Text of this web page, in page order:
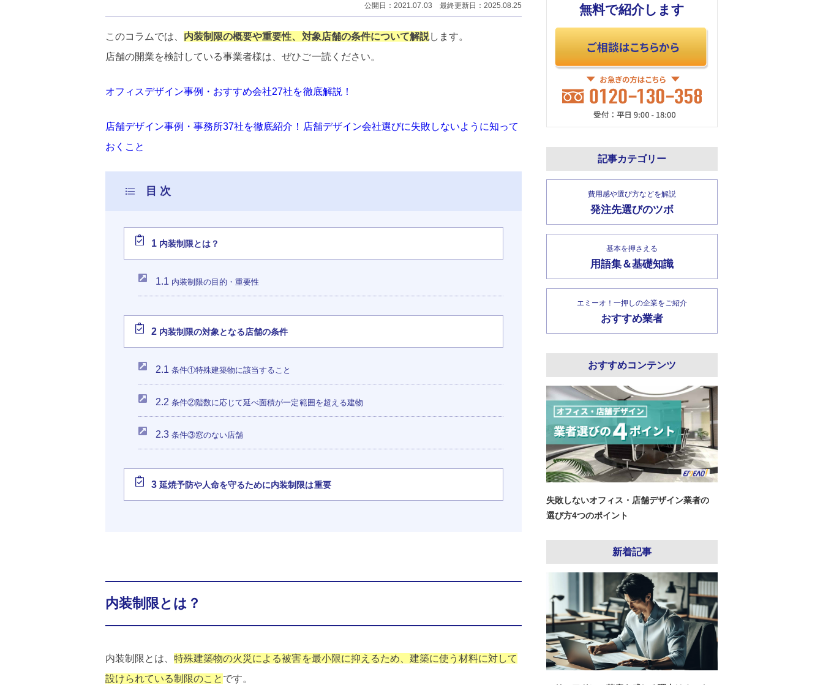
公開日：2021.07.03 最終更新日：2025.08.25
このコラムでは、 内装制限の概要や重要性、対象店舗の条件について解説します。
店舗の開業を検討している事業者様は、ぜひご一読ください。
オフィスデザイン事例・おすすめ会社27社を徹底解説！
店舗デザイン事例・事務所37社を徹底紹介！店舗デザイン会社選びに失敗しないように知って
おくこと
1 内装制限とは？
1.1 内装制限の目的・重要性
2 内装制限の対象となる店舗の条件
2.1 条件①特殊建築物に該当すること
2.2 条件②階数に応じて延べ面積が一定範囲を超える建物
2.3 条件③窓のない店舗
3 延焼予防や人命を守るために内装制限は重要
内装制限とは？
内装制限とは、特殊建築物の火災による被害を最小限に抑えるため、建築に使う材料に対して
設けられている制限のこと です。
無料で紹介します
記事カテゴリー
費用感や選び方などを解説
発注先選びのツボ
基本を押さえる
用語集＆基礎知識
エミーオ！一押しの企業をご紹介
おすすめ業者
おすすめコンテンツ
失敗しないオフィス・店舗デザイン業者の
選び方4つのポイント
新着記事